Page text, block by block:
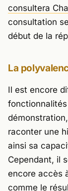
consultera
consultation
début de la
La
Il est encore
fonctionnalités
raconter une
ainsi sa
Cependant, il
encore accès
comme le